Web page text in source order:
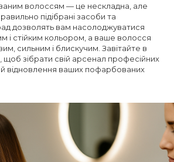
волоссям — це нескладна, але
підібрані засоби та
дозволять вам насолоджуватися
і стійким кольором, а ваше волосся
сильним і блискучим. Завітайте в
щоб зібрати свій арсенал професійних
й відновлення ваших пофарбованих